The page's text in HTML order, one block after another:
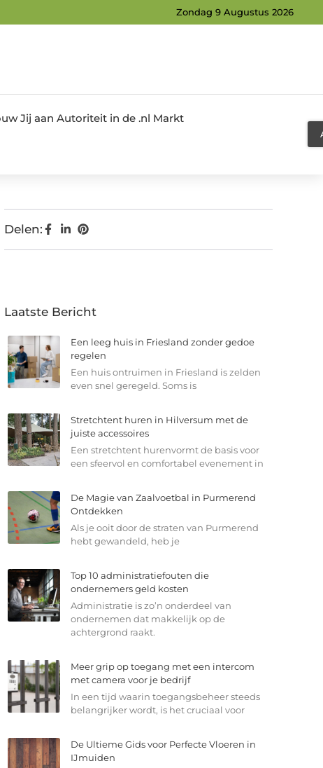
Zondag 9 Augustus 2026
Jij aan Autoriteit in de .nl Markt
Delen:
Laatste Bericht
Een leeg huis in Friesland zonder gedoe
regelen
Een huis ontruimen in Friesland is zelden
even snel geregeld. Soms is
Stretchtent huren in Hilversum met de
juiste accessoires
Een stretchtent hurenvormt de basis voor
een sfeervol en comfortabel evenement in
De Magie van Zaalvoetbal in Purmerend
Ontdekken
Als je ooit door de straten van Purmerend
hebt gewandeld, heb je
Top 10 administratiefouten die
ondernemers geld kosten
Administratie is zo’n onderdeel van
ondernemen dat makkelijk op de
achtergrond raakt.
Meer grip op toegang met een intercom
met camera voor je bedrijf
In een tijd waarin toegangsbeheer steeds
belangrijker wordt, is het cruciaal voor
De Ultieme Gids voor Perfecte Vloeren in
IJmuiden